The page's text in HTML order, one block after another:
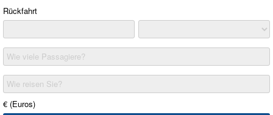
Rückfahrt
Wie viele Passagiere?
Wie reisen Sie?
€ (Euros)